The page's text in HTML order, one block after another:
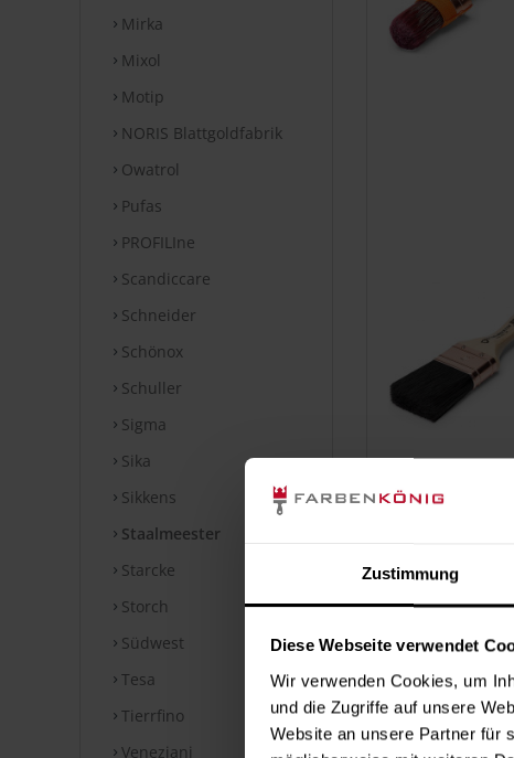
Zustimmung
Diese Webseite verwendet
Wir verwenden Cookies, um
und die Zugriffe auf unsere
Website an unsere Partner für
Mirka
Mixol
Motip
NORIS Blattgoldfabrik
Owatrol
Pufas
PROFILIne
Scandiccare
Schneider
Schönox
Schuller
Sigma
Sika
Sikkens
Staalmeester
Starcke
Storch
Südwest
Tesa
Tierrfino
Veneziani